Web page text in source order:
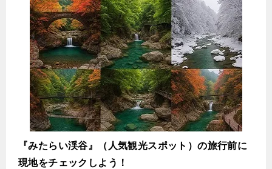
『みたらい渓谷』（人気観光スポット）の旅行前に
現地をチェックしよう！